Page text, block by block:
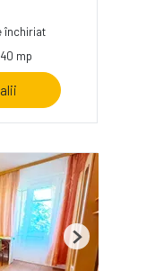
închiriat
40 mp
Next